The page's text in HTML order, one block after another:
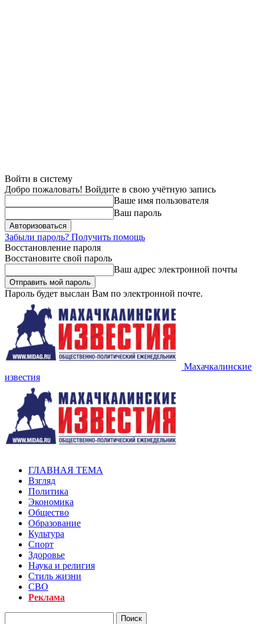
Войти в систему
Добро пожаловать! Войдите в свою учётную запись
Ваше имя пользователя
Ваш пароль
Забыли пароль? Получить помощь
Восстановление пароля
Восстановите свой пароль
Ваш адрес электронной почты
Пароль будет выслан Вам по электронной почте.
Махачкалинские
известия
ГЛАВНАЯ ТЕМА
Взгляд
Политика
Экономика
Общество
Образование
Культура
Спорт
Здоровье
Наука и религия
Стиль жизни
СВО
Реклама